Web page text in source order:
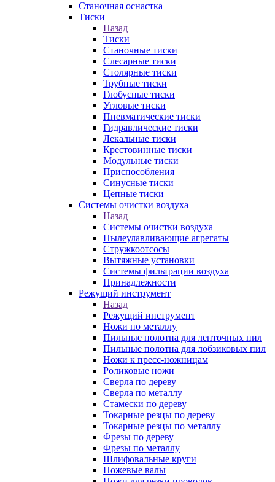
Станочная оснастка
Тиски
Назад
Тиски
Станочные тиски
Слесарные тиски
Столярные тиски
Трубные тиски
Глобусные тиски
Угловые тиски
Пневматические тиски
Гидравлические тиски
Лекальные тиски
Крестовинные тиски
Модульные тиски
Приспособления
Синусные тиски
Цепные тиски
Системы очистки воздуха
Назад
Системы очистки воздуха
Пылеулавливающие агрегаты
Стружкоотсосы
Вытяжные установки
Системы фильтрации воздуха
Принадлежности
Режущий инструмент
Назад
Режущий инструмент
Ножи по металлу
Пильные полотна для ленточных пил
Пильные полотна для лобзиковых пил
Ножи к пресс-ножницам
Роликовые ножи
Сверла по дереву
Сверла по металлу
Стамески по дереву
Токарные резцы по дереву
Токарные резцы по металлу
Фрезы по дереву
Фрезы по металлу
Шлифовальные круги
Ножевые валы